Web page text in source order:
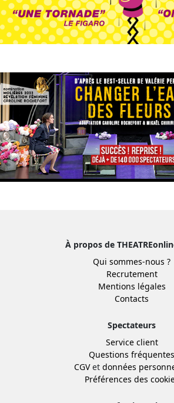
À propos de
Qui sommes-nous ?
Recrutement
Mentions légales
Contacts
Spectateurs
Service client
Questions fréquentes
CGVet données
Préférences des